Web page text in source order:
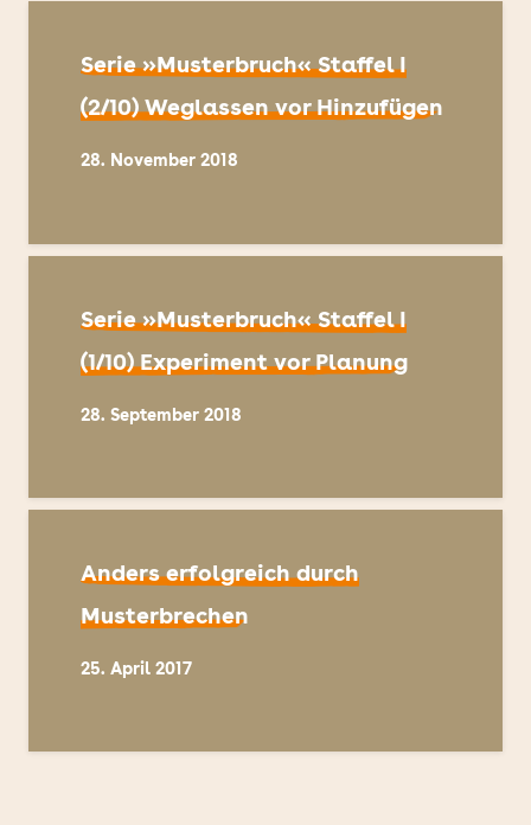
Serie »Musterbruch« Staffel I
(2/10) Weglassen vor Hinzufügen
28. November 2018
Serie »Musterbruch« Staffel I
(1/10) Experiment vor Planung
28. September 2018
Anders erfolgreich durch
Musterbrechen
25. April 2017